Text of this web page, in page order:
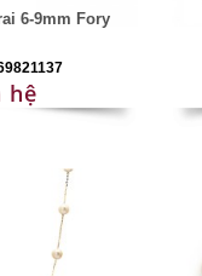
6-9mm Fory
hệ